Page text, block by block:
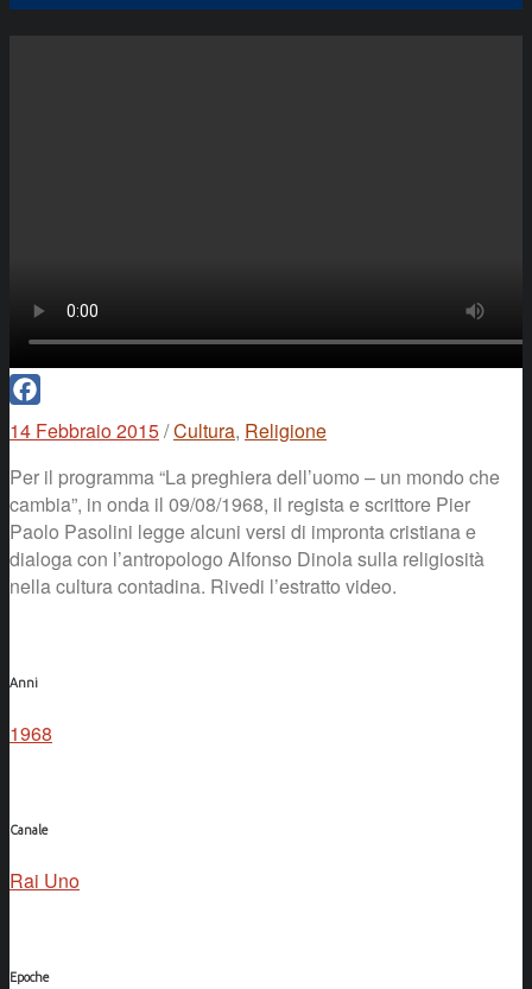
Facebook
14 Febbraio 2015/Cultura, Religione
Per il programma “La preghiera dell’uomo – un mondo che
cambia”, in onda il 09/08/1968, il regista e scrittore Pier
Paolo Pasolini legge alcuni versi di impronta cristiana e
dialoga con l’antropologo Alfonso Dinola sulla religiosità
nella cultura contadina. Rivedi l’estratto video.
Anni
1968
Canale
Rai Uno
Epoche